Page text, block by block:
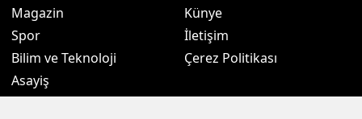
Magazin
Spor
Bilim ve Teknoloji
Asayiş
Eğitim
Künye
İletişim
Çerez Politikası